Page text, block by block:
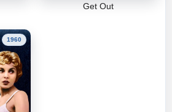
Get Out
1960